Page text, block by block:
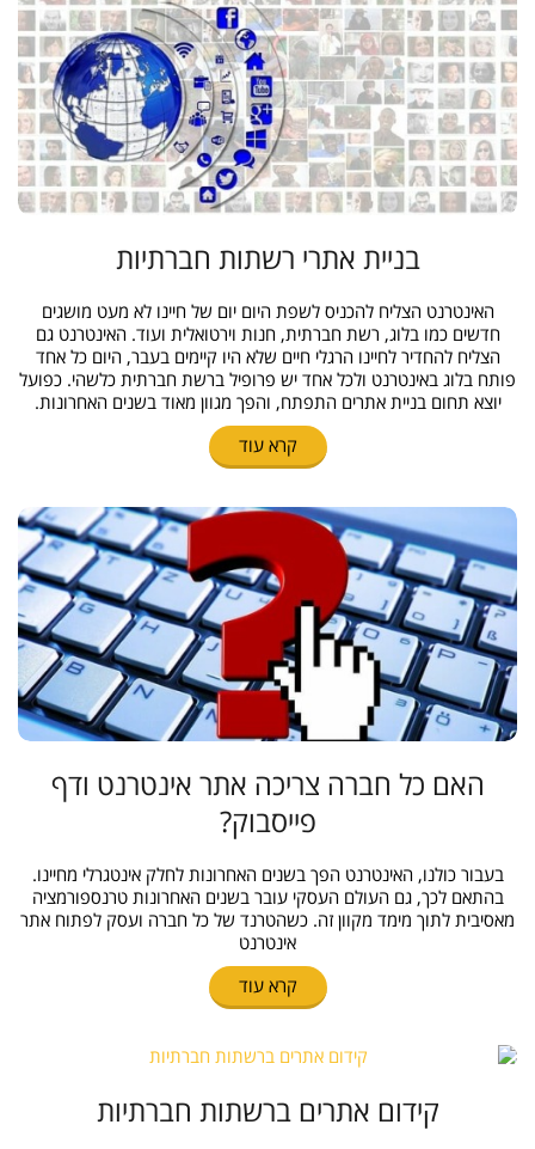
בניית אתרי רשתות חברתיות
האינטרנט הצליח להכניס לשפת היום יום של חיינו לא מעט מושגים
חדשים כמו בלוג, רשת חברתית, חנות וירטואלית ועוד. האינטרנט גם
הצליח להחדיר לחיינו הרגלי חיים שלא היו קיימים בעבר, היום כל אחד
פותח בלוג באינטרנט ולכל אחד יש פרופיל ברשת חברתית כלשהי. כפועל
יוצא תחום בניית אתרים התפתח, והפך מגוון מאוד בשנים האחרונות.
קרא עוד
האם כל חברה צריכה אתר אינטרנט ודף
פייסבוק?
בעבור כולנו, האינטרנט הפך בשנים האחרונות לחלק אינטגרלי מחיינו.
בהתאם לכך, גם העולם העסקי עובר בשנים האחרונות טרנספורמציה
מאסיבית לתוך מימד מקוון זה. כשהטרנד של כל חברה ועסק לפתוח אתר
אינטרנט
קרא עוד
קידום אתרים ברשתות חברתיות